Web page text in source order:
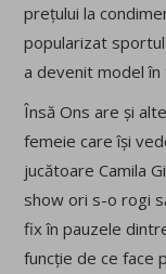
prețului la
popularizat
a devenit model în
Însă Ons are și
femeie care își
jucătoare Camila
show ori s-o rogi
fix în pauzele
funcție de ce face